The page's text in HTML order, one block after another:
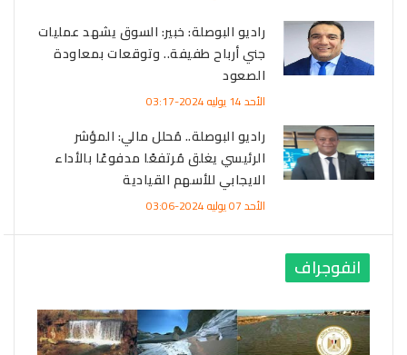
راديو البوصلة: خبير: السوق يشهد عمليات
جني أرباح طفيفة.. وتوقعات بمعاودة
الصعود
الأحد 14 يوليه 2024-03:17
راديو البوصلة.. مُحلل مالي: المؤشر
الرئيسي يغلق مُرتفعًا مدفوعًا بالأداء
الايجابي للأسهم القيادية
الأحد 07 يوليه 2024-03:06
انفوجراف